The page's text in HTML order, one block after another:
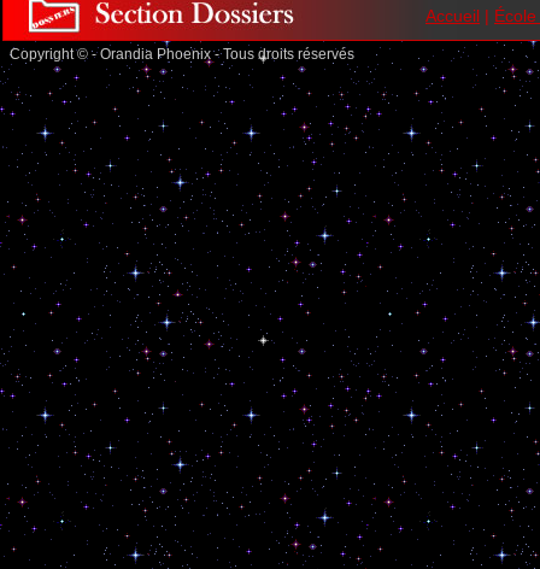
Accueil |
Copyright © - Orandia Phoenix - Tous droits réservés